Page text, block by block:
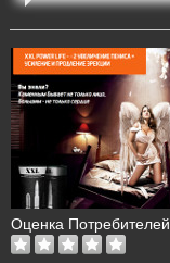
Оценка Потребителей